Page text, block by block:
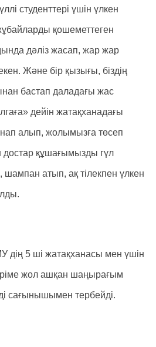
студенттері үшін үлкен
қошеметтеген
дәліз жасап, жар жар
Және бір қызығы, біздің
бастап даладағы жас
дейін жатақханадағы
алып, жолымызға төсеп
достар құшағымызды гүл
атып, ақ тілекпен үлкен
дің 5 ші жатақханасы мен үшін
жол ашқан шаңырағым
сағынышымен тербейді.